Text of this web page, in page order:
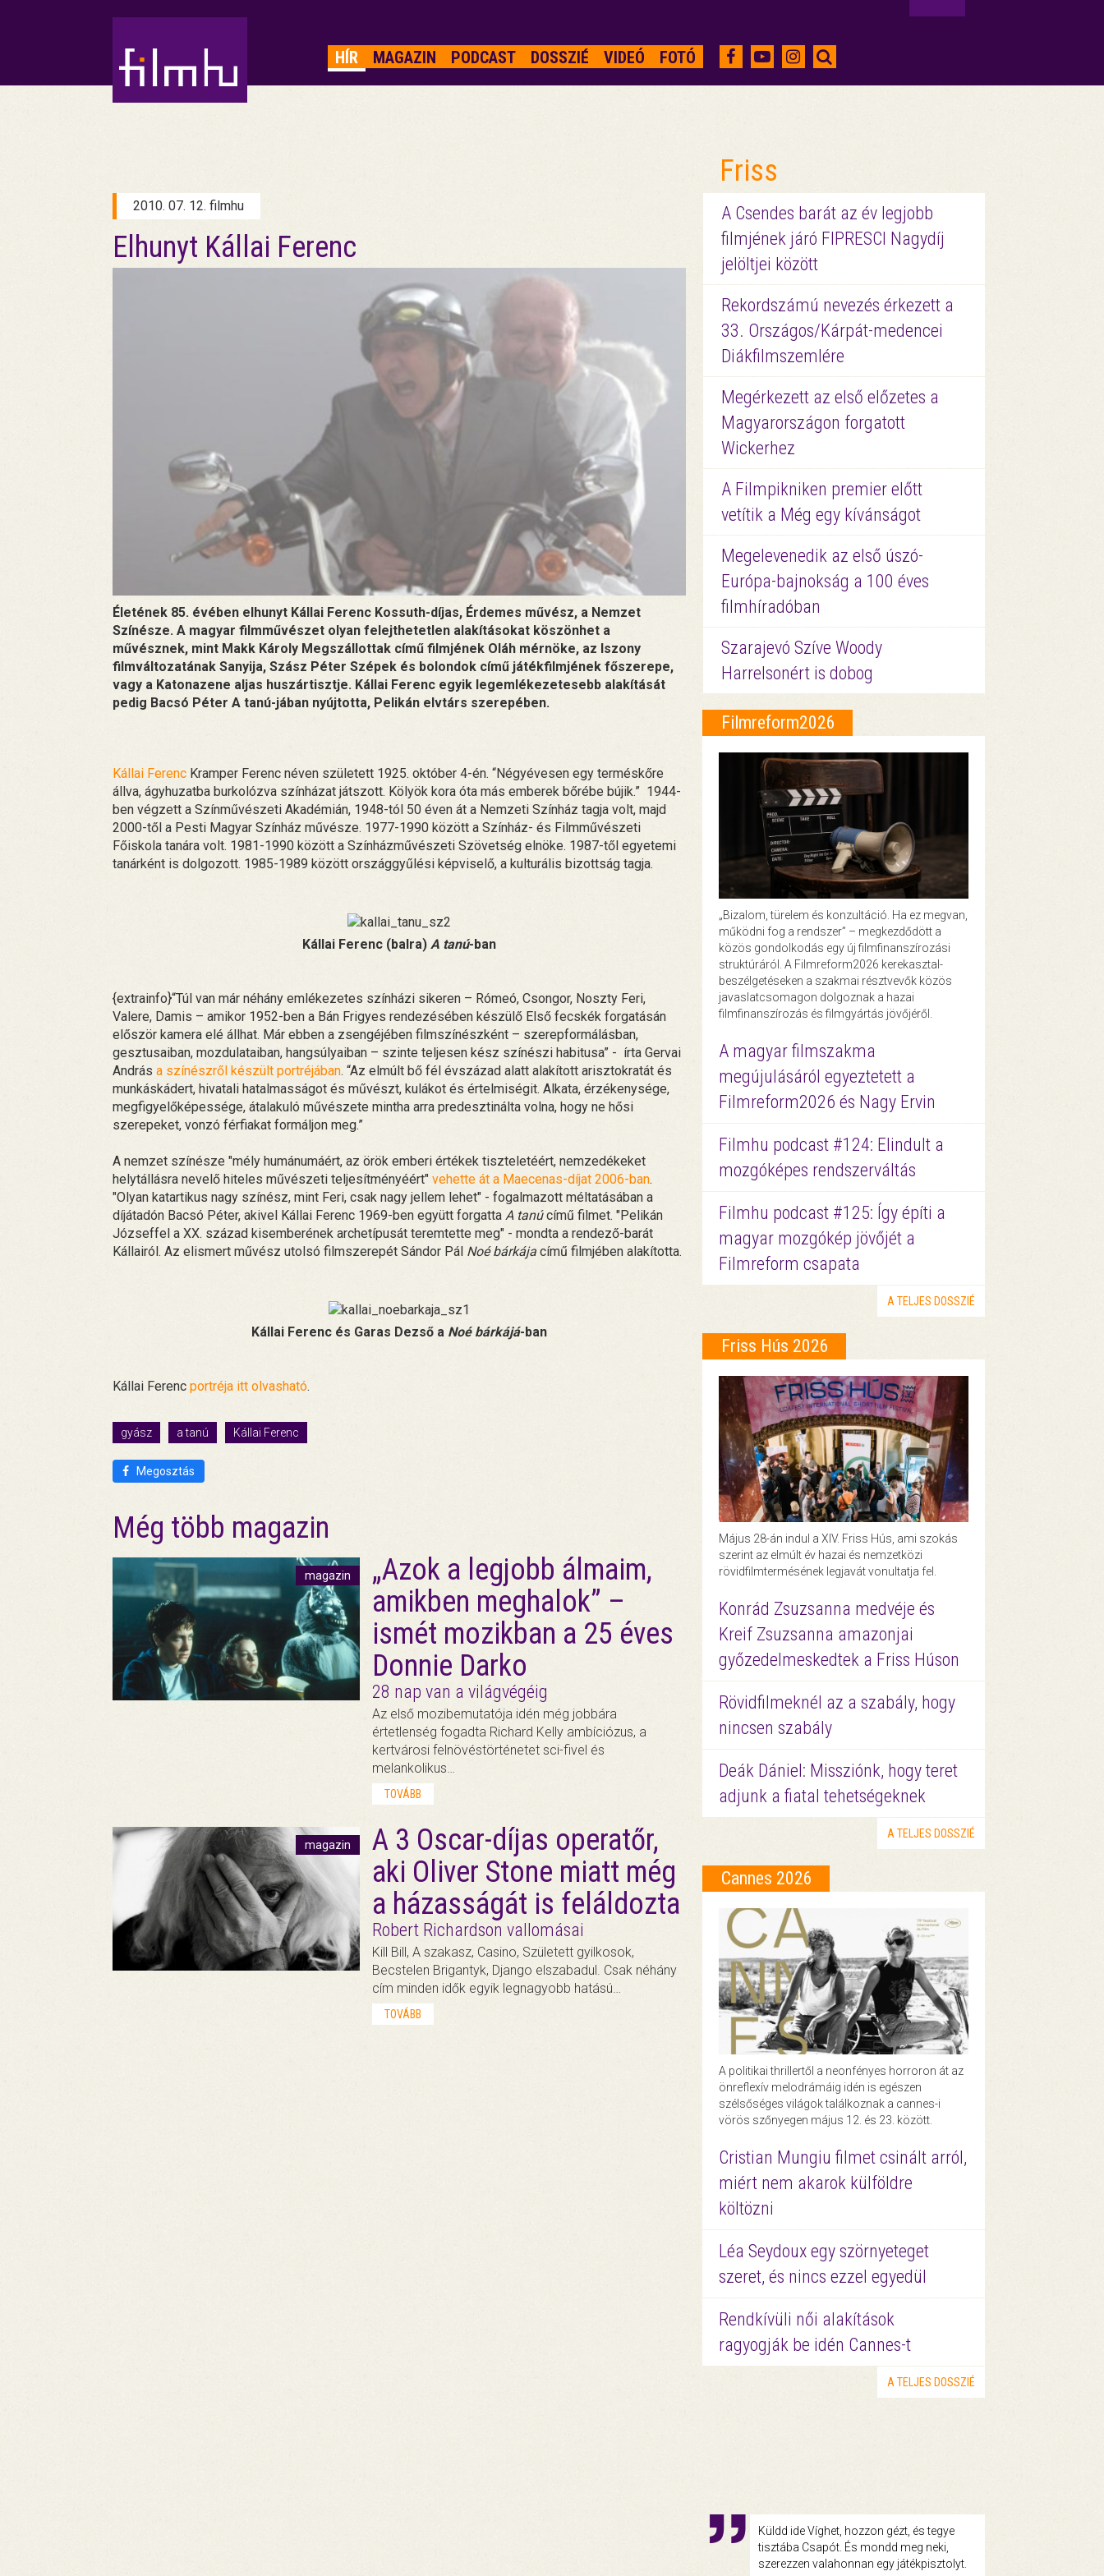
HÍR MAGAZIN PODCAST DOSSZIÉ VIDEÓ FOTÓ
2010. 07. 12. filmhu
Elhunyt Kállai Ferenc
Életének 85. évében elhunyt Kállai Ferenc Kossuth-díjas, Érdemes művész, a Nemzet
Színésze. A magyar filmművészet olyan felejthetetlen alakításokat köszönhet a
művésznek, mint Makk Károly Megszállottak című filmjének Oláh mérnöke, az Iszony
filmváltozatának Sanyija, Szász Péter Szépek és bolondok című játékfilmjének főszerepe,
vagy a Katonazene aljas huszártisztje. Kállai Ferenc egyik legemlékezetesebb alakítását
pedig Bacsó Péter A tanú-jában nyújtotta, Pelikán elvtárs szerepében.
Kállai Ferenc Kramper Ferenc néven született 1925. október 4-én. “Négyévesen egy terméskőre
állva, ágyhuzatba burkolózva színházat játszott. Kölyök kora óta más emberek bőrébe bújik.” 1944-
ben végzett a Színművészeti Akadémián, 1948-tól 50 éven át a Nemzeti Színház tagja volt, majd
2000-től a Pesti Magyar Színház művésze. 1977-1990 között a Színház- és Filmművészeti
Főiskola tanára volt. 1981-1990 között a Színházművészeti Szövetség elnöke. 1987-től egyetemi
tanárként is dolgozott. 1985-1989 között országgyűlési képviselő, a kulturális bizottság tagja.
Kállai Ferenc (balra) A tanú-ban
{extrainfo}“Túl van már néhány emlékezetes színházi sikeren – Rómeó, Csongor, Noszty Feri,
Valere, Damis – amikor 1952-ben a Bán Frigyes rendezésében készülő Első fecskék forgatásán
először kamera elé állhat. Már ebben a zsengéjében filmszínészként – szerepformálásban,
gesztusaiban, mozdulataiban, hangsúlyaiban – szinte teljesen kész színészi habitusa” - írta Gervai
András a színészről készült portréjában. “Az elmúlt bő fél évszázad alatt alakított arisztokratát és
munkáskádert, hivatali hatalmasságot és művészt, kulákot és értelmiségit. Alkata, érzékenysége,
megfigyelőképessége, átalakuló művészete mintha arra predesztinálta volna, hogy ne hősi
szerepeket, vonzó férfiakat formáljon meg.”
A nemzet színésze "mély humánumáért, az örök emberi értékek tiszteletéért, nemzedékeket
helytállásra nevelő hiteles művészeti teljesítményéért" vehette át a Maecenas-díjat 2006-ban.
"Olyan katartikus nagy színész, mint Feri, csak nagy jellem lehet" - fogalmazott méltatásában a
díjátadón Bacsó Péter, akivel Kállai Ferenc 1969-ben együtt forgatta A tanúcímű filmet. "Pelikán
Józseffel a XX. század kisemberének archetípusát teremtette meg" - mondta a rendező-barát
Kállairól. Az elismert művész utolsó filmszerepét Sándor Pál Noé bárkája című filmjében alakította.
Kállai Ferenc és Garas Dezső a Noé bárkájá-ban
Kállai Ferenc portréja itt olvasható.
gyász a tanú Kállai Ferenc
Megosztás
Még több magazin
magazin
„Azok a legjobb álmaim,
amikben meghalok” –
ismét mozikban a 25 éves
Donnie Darko
28 nap van a világvégéig
Az első mozibemutatója idén még jobbára
értetlenség fogadta Richard Kelly ambíciózus, a
kertvárosi felnövéstörténetet sci-fivel és
melankolikus…
TOVÁBB
magazin
A 3 Oscar-díjas operatőr,
aki Oliver Stone miatt még
a házasságát is feláldozta
Robert Richardson vallomásai
Kill Bill, A szakasz, Casino, Született gyilkosok,
Becstelen Brigantyk, Django elszabadul. Csak néhány
cím minden idők egyik legnagyobb hatású…
TOVÁBB
Friss
A Csendes barát az év legjobb
filmjének járó FIPRESCI Nagydíj
jelöltjei között
Rekordszámú nevezés érkezett a
33. Országos/Kárpát-medencei
Diákfilmszemlére
Megérkezett az első előzetes a
Magyarországon forgatott
Wickerhez
A Filmpikniken premier előtt
vetítik a Még egy kívánságot
Megelevenedik az első úszó-
Európa-bajnokság a 100 éves
filmhíradóban
Szarajevó Szíve Woody
Harrelsonért is dobog
Filmreform2026
„Bizalom, türelem és konzultáció. Ha ez megvan,
működni fog a rendszer” – megkezdődött a
közös gondolkodás egy új filmfinanszírozási
struktúráról. A Filmreform2026 kerekasztal-
beszélgetéseken a szakmai résztvevők közös
javaslatcsomagon dolgoznak a hazai
filmfinanszírozás és filmgyártás jövőjéről.
A magyar filmszakma
megújulásáról egyeztetett a
Filmreform2026 és Nagy Ervin
Filmhu podcast #124: Elindult a
mozgóképes rendszerváltás
Filmhu podcast #125: Így építi a
magyar mozgókép jövőjét a
Filmreform csapata
A TELJES DOSSZIÉ
Friss Hús 2026
Május 28-án indul a XIV. Friss Hús, ami szokás
szerint az elmúlt év hazai és nemzetközi
rövidfilmtermésének legjavát vonultatja fel.
Konrád Zsuzsanna medvéje és
Kreif Zsuzsanna amazonjai
győzedelmeskedtek a Friss Húson
Rövidfilmeknél az a szabály, hogy
nincsen szabály
Deák Dániel: Missziónk, hogy teret
adjunk a fiatal tehetségeknek
A TELJES DOSSZIÉ
Cannes 2026
A politikai thrillertől a neonfényes horroron át az
önreflexív melodrámáig idén is egészen
szélsőséges világok találkoznak a cannes-i
vörös szőnyegen május 12. és 23. között.
Cristian Mungiu filmet csinált arról,
miért nem akarok külföldre
költözni
Léa Seydoux egy szörnyeteget
szeret, és nincs ezzel egyedül
Rendkívüli női alakítások
ragyogják be idén Cannes-t
A TELJES DOSSZIÉ
Küldd ide Víghet, hozzon gézt, és tegye
tisztába Csapót. És mondd meg neki,
szerezzen valahonnan egy játékpisztolyt.